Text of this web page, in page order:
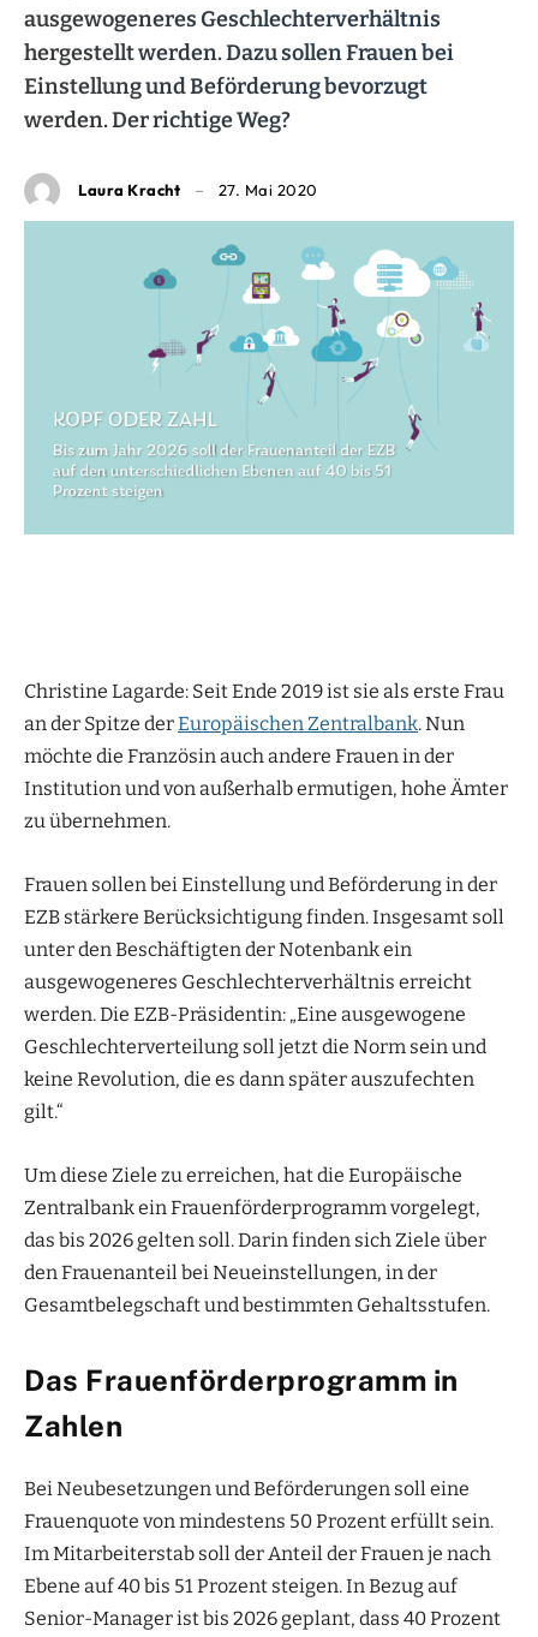
ausgewogeneres Geschlechterverhältnis
hergestellt werden. Dazu sollen Frauen bei
Einstellung und Beförderung bevorzugt
werden. Der richtige Weg?
Laura Kracht 27. Mai 2020
Christine Lagarde: Seit Ende 2019 ist sie als erste Frau
an der Spitze derEuropäischen Zentralbank. Nun
möchte die Französin auch andere Frauen in der
Institution und von außerhalb ermutigen, hohe Ämter
zu übernehmen.
Frauen sollen bei Einstellung und Beförderung in der
EZB stärkere Berücksichtigung finden. Insgesamt soll
unter den Beschäftigten der Notenbank ein
ausgewogeneres Geschlechterverhältnis erreicht
werden. Die EZB-Präsidentin: „Eine ausgewogene
Geschlechterverteilung soll jetzt die Norm sein und
keine Revolution, die es dann später auszufechten
gilt.“
Um diese Ziele zu erreichen, hat die Europäische
Zentralbank ein Frauenförderprogramm vorgelegt,
das bis 2026 gelten soll. Darin finden sich Ziele über
den Frauenanteil bei Neueinstellungen, in der
Gesamtbelegschaft und bestimmten Gehaltsstufen.
Das Frauenförderprogramm in
Zahlen
Bei Neubesetzungen und Beförderungen soll eine
Frauenquote von mindestens 50 Prozent erfüllt sein.
Im Mitarbeiterstab soll der Anteil der Frauen je nach
Ebene auf 40 bis 51 Prozent steigen. In Bezug auf
Senior-Manager ist bis 2026 geplant, dass 40 Prozent